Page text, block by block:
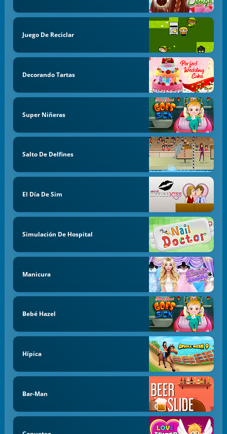
Juego De Reciclar
Decorando Tartas
Super Niñeras
Salto De Delfines
El Día De Sim
Simulación De Hospital
Manicura
Bebé Hazel
Hípica
Bar-Man